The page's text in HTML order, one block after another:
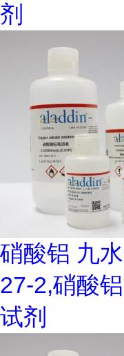
剂
硝酸铝 九
27-2,硝酸
试剂